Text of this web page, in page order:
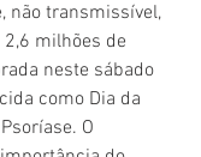
não transmissível,
milhões de
neste sábado
como Dia da
O